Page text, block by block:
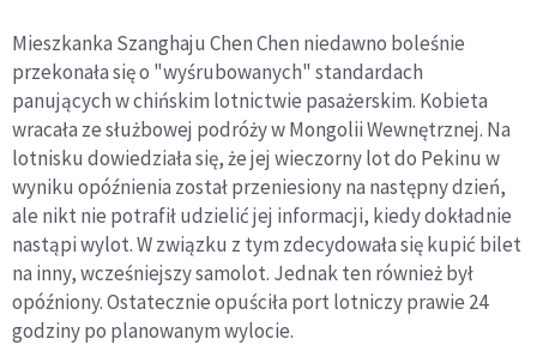
Mieszkanka Szanghaju Chen Chen niedawno boleśnie
przekonała się o "wyśrubowanych" standardach
panujących w chińskim lotnictwie pasażerskim. Kobieta
wracała ze służbowej podróży w Mongolii Wewnętrznej. Na
lotnisku dowiedziała się, że jej wieczorny lot do Pekinu w
wyniku opóźnienia został przeniesiony na następny dzień,
ale nikt nie potrafił udzielić jej informacji, kiedy dokładnie
nastąpi wylot. W związku z tym zdecydowała się kupić bilet
na inny, wcześniejszy samolot. Jednak ten również był
opóźniony. Ostatecznie opuściła port lotniczy prawie 24
godziny po planowanym wylocie.